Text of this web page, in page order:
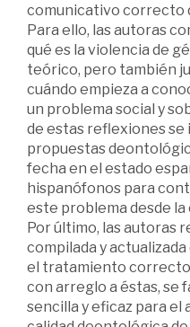
comunicativo correcto
Para ello, las autoras
qué es la violencia de
teórico, pero también
cuándo empieza a
un problema social y
de estas reflexiones se
propuestas
fecha en el estado
hispanófonos para
este problema desde
Por último, las autoras
compilada y
el tratamiento correcto
con arreglo a éstas, se
sencilla y eficaz para el